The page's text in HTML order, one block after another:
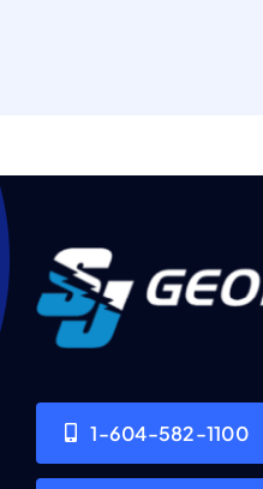
1-604-582-1100